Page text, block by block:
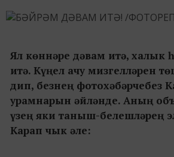
Ял көннәре дәвам итә, халык
итә. Күңел ачу мизгелләрен
дип, безнең фотохәбәрчебез
урамнарын әйләнде. Аның
үзең яки таныш-белешләрең
Карап чык әле: